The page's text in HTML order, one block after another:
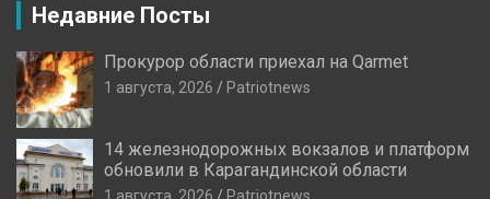
Недавние Посты
Прокурор области приехал на Qarmet
1 августа, 2026 Patriotnews
14 железнодорожных вокзалов и платформ
обновили в Карагандинской области